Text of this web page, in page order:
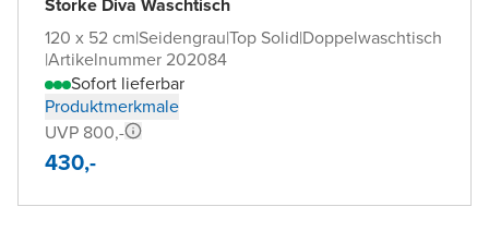
120 x 52 cm|Seidengrau|Top Solid|Doppelwaschtisch
|Artikelnummer 202084
Sofort lieferbar
Produktmerkmale
UVP 800,-
430,-